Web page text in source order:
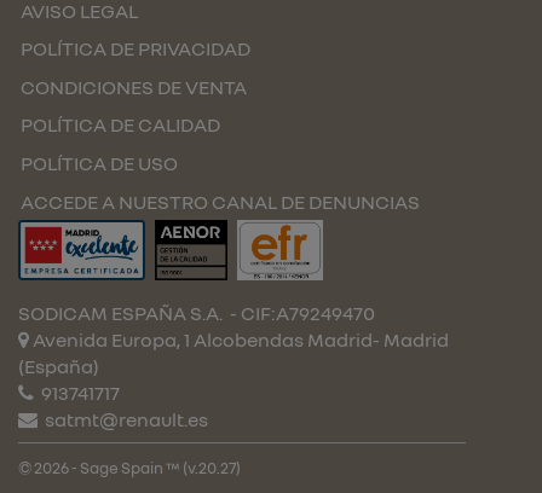
AVISO LEGAL
POLÍTICA DE PRIVACIDAD
CONDICIONES DE VENTA
POLÍTICA DE CALIDAD
POLÍTICA DE USO
ACCEDE A NUESTRO CANAL DE DENUNCIAS
SODICAM ESPAÑA S.A. - CIF:A79249470
Avenida Europa, 1 Alcobendas Madrid- Madrid
(España)
913741717
satmt@renault.es
© 2026 - Sage Spain ™ (v.20.27)